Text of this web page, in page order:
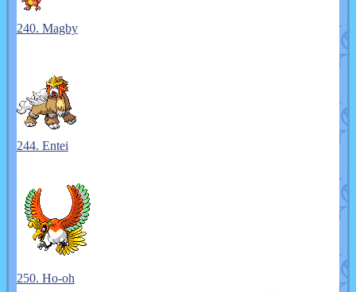
240. Magby
244. Entei
250. Ho-oh